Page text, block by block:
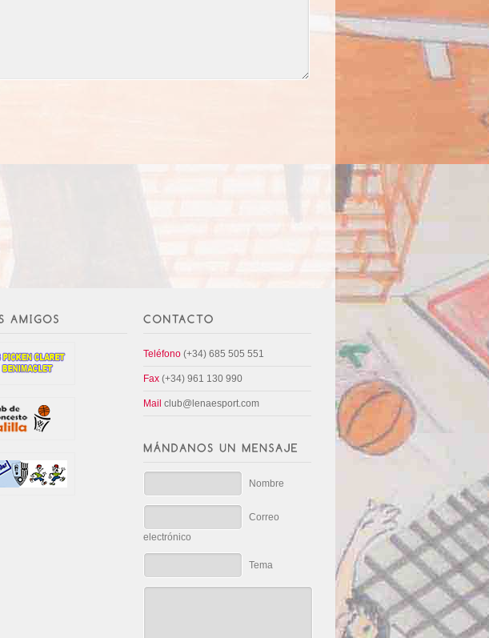
Teléfono (+34) 685 505 551
Fax (+34) 961 130 990
Mail club@lenaesport.com
Nombre
Correo
electrónico
Tema